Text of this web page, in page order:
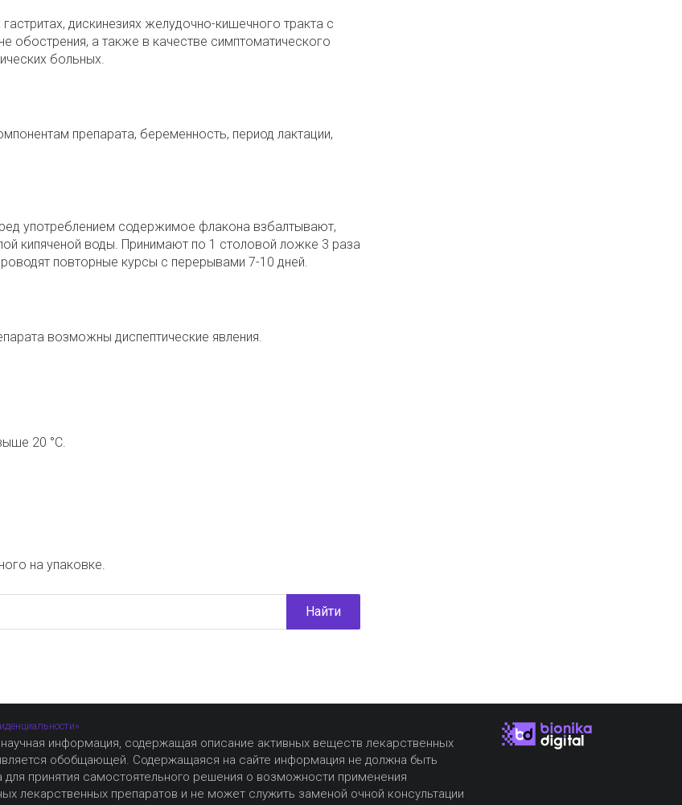
дискинезиях желудочно-кишечного тракта с
обострения, а также в качестве симптоматического
больных.
препарата, беременность, период лактации,
употреблением содержимое флакона взбалтывают,
кипяченой воды. Принимают по 1 столовой ложке 3 раза
повторные курсы с перерывами 7-10 дней.
возможны диспептические явления.
20 °С.
на упаковке.
Найти
информация, содержащая описание активных веществ лекарственных
обобщающей. Содержащаяся на сайте информация не должна быть
для принятия самостоятельного решения о возможности применения
лекарственных препаратов и не может служить заменой очной консультации